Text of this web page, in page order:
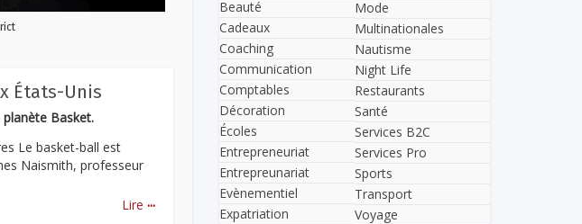
États-Unis
Basket.
Le basket-ball est
Naismith, professeur
Lire ...
Beauté
Cadeaux
Coaching
Communication
Comptables
Décoration
Écoles
Entrepreneuriat
Entrepreunariat
Evènementiel
Expatriation
Mode
Multinationales
Nautisme
Night Life
Restaurants
Santé
Services B2C
Services Pro
Sports
Transport
Voyage